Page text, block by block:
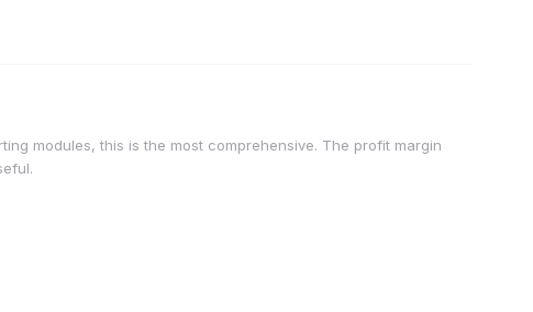
modules, this is the most comprehensive. The profit margin